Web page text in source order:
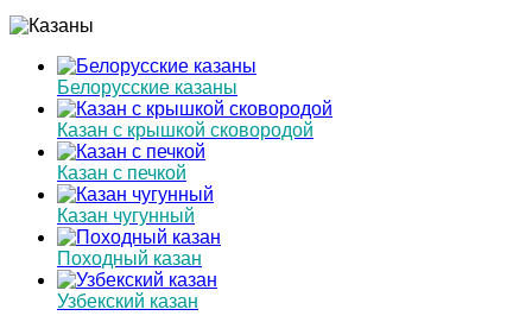
Белорусские казаны
Казан с крышкой сковородой
Казан с печкой
Казан чугунный
Походный казан
Узбекский казан